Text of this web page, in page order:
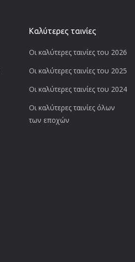
Καλύτερες ταινίες
Οι καλύτερες ταινίες του 2026
Οι καλύτερες ταινίες του 2025
Οι καλύτερες ταινίες του 2024
Οι καλύτερες ταινίες όλων
των εποχών